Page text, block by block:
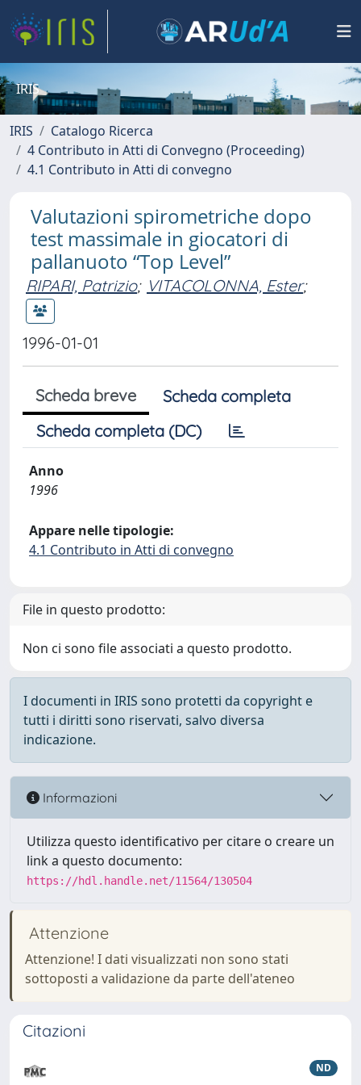
IRIS
IRIS
Catalogo Ricerca
4 Contributo in Atti di Convegno (Proceeding)
4.1 Contributo in Atti di convegno
Valutazioni spirometriche dopo
test massimale in giocatori di
pallanuoto “Top Level”
RIPARI, Patrizio; VITACOLONNA, Ester;
1996-01-01
Scheda breve
Scheda completa
Scheda completa (DC)
Anno
1996
Appare nelle tipologie:
4.1 Contributo in Atti di convegno
File in questo prodotto:
Non ci sono file associati a questo prodotto.
I documenti in IRIS sono protetti da copyright e
tutti i diritti sono riservati, salvo diversa
indicazione.
Informazioni
Utilizza questo identificativo per citare o creare un
link a questo documento:
https://hdl.handle.net/11564/130504
Attenzione
Attenzione! I dati visualizzati non sono stati
sottoposti a validazione da parte dell'ateneo
Citazioni
ND